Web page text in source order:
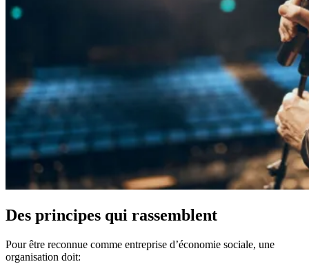
Des principes qui rassemblent
Pour être reconnue comme entreprise d’économie sociale, une
organisation doit: